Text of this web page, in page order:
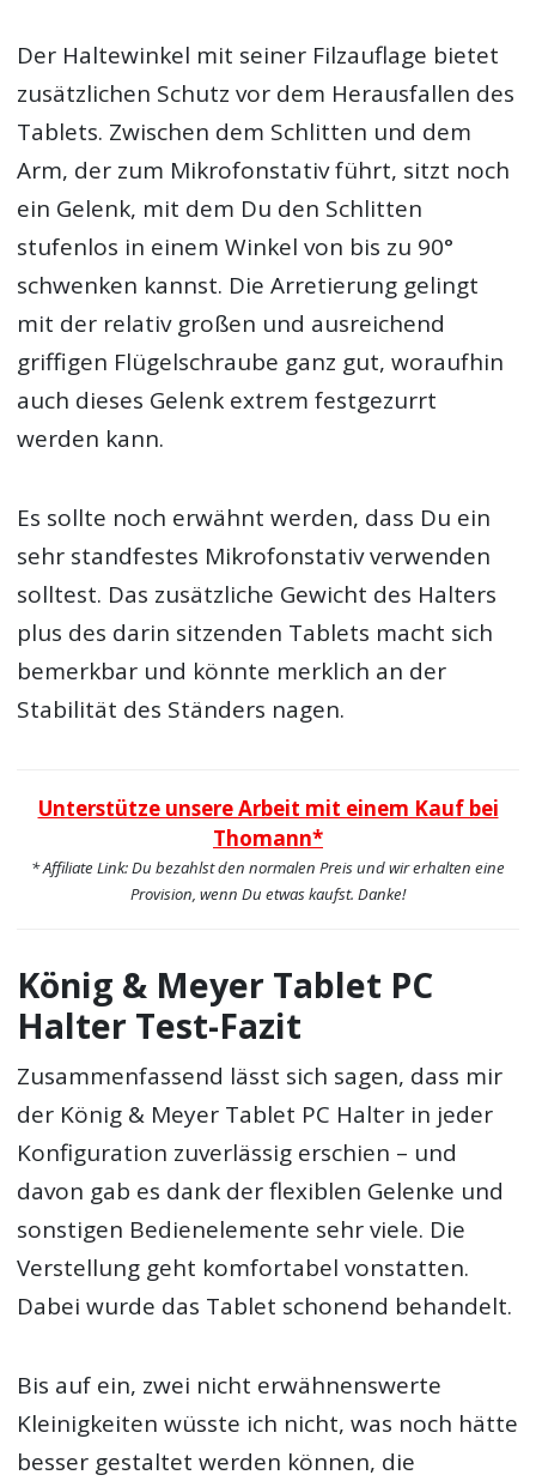
Der Haltewinkel mit seiner Filzauflage bietet
zusätzlichen Schutz vor dem Herausfallen des
Tablets. Zwischen dem Schlitten und dem
Arm, der zum Mikrofonstativ führt, sitzt noch
ein Gelenk, mit dem Du den Schlitten
stufenlos in einem Winkel von bis zu 90°
schwenken kannst. Die Arretierung gelingt
mit der relativ großen und ausreichend
griffigen Flügelschraube ganz gut, woraufhin
auch dieses Gelenk extrem festgezurrt
werden kann.
Es sollte noch erwähnt werden, dass Du ein
sehr standfestes Mikrofonstativ verwenden
solltest. Das zusätzliche Gewicht des Halters
plus des darin sitzenden Tablets macht sich
bemerkbar und könnte merklich an der
Stabilität des Ständers nagen.
Unterstütze unsere Arbeit mit einem Kauf bei
Thomann*
* Affiliate Link: Du bezahlst den normalen Preis und wir erhalten eine
Provision, wenn Du etwas kaufst. Danke!
König & Meyer Tablet PC
Halter Test-Fazit
Zusammenfassend lässt sich sagen, dass mir
der König & Meyer Tablet PC Halter in jeder
Konfiguration zuverlässig erschien – und
davon gab es dank der flexiblen Gelenke und
sonstigen Bedienelemente sehr viele. Die
Verstellung geht komfortabel vonstatten.
Dabei wurde das Tablet schonend behandelt.
Bis auf ein, zwei nicht erwähnenswerte
Kleinigkeiten wüsste ich nicht, was noch hätte
besser gestaltet werden können, die